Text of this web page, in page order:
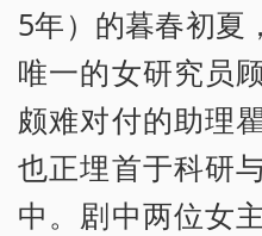
5年）的暮春初夏
唯一的女研究员
颇难对付的助理
也正埋首于科研
中。剧中两位女